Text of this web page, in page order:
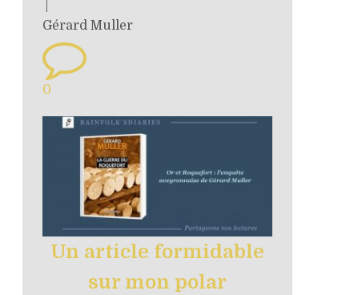
Gérard Muller
0
Un article formidable
sur mon polar